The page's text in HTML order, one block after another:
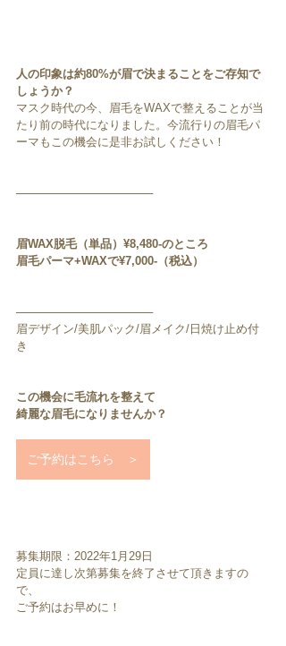
人の印象は約80%が眉で決まることをご存知で
しょうか？
マスク時代の今、眉毛をWAXで整えることが当
たり前の時代になりました。今流行りの眉毛パ
ーマもこの機会に是非お試しください！
─────────────────
眉WAX脱毛（単品）¥8,480-のところ
眉毛パーマ+WAXで¥7,000-（税込）
─────────────────
眉デザイン/美肌パック/眉メイク/日焼け止め付
き
この機会に毛流れを整えて
綺麗な眉毛になりませんか？
ご予約はこちら ＞
募集期限：2022年1月29日
定員に達し次第募集を終了させて頂きますの
で、
ご予約はお早めに！